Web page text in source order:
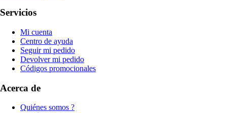
Servicios
Mi cuenta
Centro de ayuda
Seguir mi pedido
Devolver mi pedido
Códigos promocionales
Acerca de
Quiénes somos ?